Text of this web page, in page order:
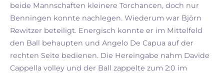
beide Mannschaften kleinere Torchancen, doch nur
Benningen konnte nachlegen. Wiederum war Björn
Rewitzer beteiligt. Energisch konnte er im Mittelfeld
den Ball behaupten und Angelo De Capua auf der
rechten Seite bedienen. Die Hereingabe nahm Davide
Cappella volley und der Ball zappelte zum 2:0 im